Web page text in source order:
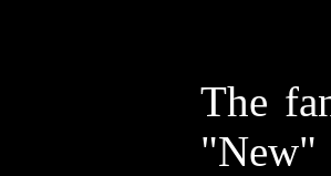
The
"New"